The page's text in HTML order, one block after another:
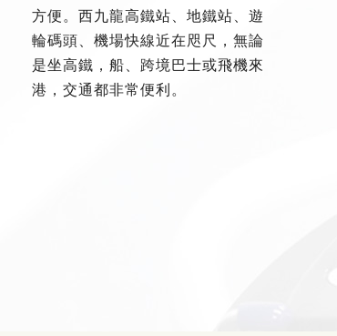
方便。西九龍高鐵站、地鐵站、遊
輪碼頭、機場快線近在咫尺，無論
是坐高鐵，船、跨境巴士或飛機來
港，交通都非常便利。